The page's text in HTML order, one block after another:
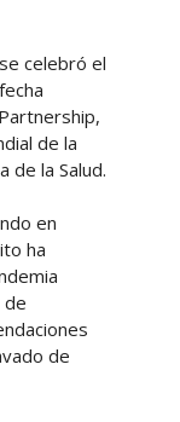
celebró el
de la
de la Salud.
en
ha
de
de